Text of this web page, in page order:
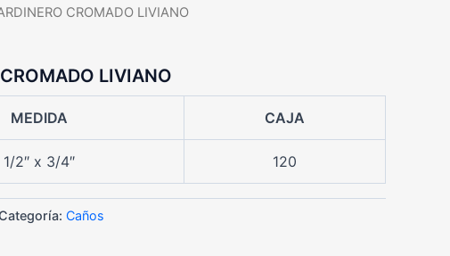
CROMADO LIVIANO
LIVIANO
MEDIDA CAJA
1/2″ x 3/4″ 120
Caños